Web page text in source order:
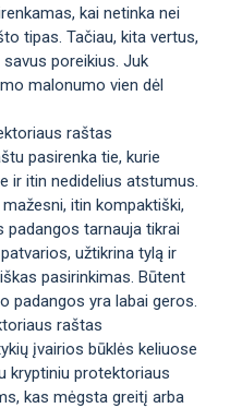
kai netinka nei
tipas. Tačiau, kita vertus,
poreikius. Juk
malonumo vien dėl
raštas
pasirenka tie, kurie
ir itin nedidelius atstumus.
itin kompaktiški,
padangos tarnauja tikrai
užtikrina tylą ir
pasirinkimas. Būtent
padangos yra labai geros.
raštas
įvairios būklės keliuose
kryptiniu protektoriaus
kas mėgsta greitį arba